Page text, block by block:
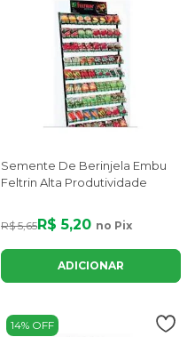
Semente De Berinjela Embu
Feltrin Alta Produtividade
R$ 5,65R$ 5,20 no Pix
ADICIONAR
14% OFF